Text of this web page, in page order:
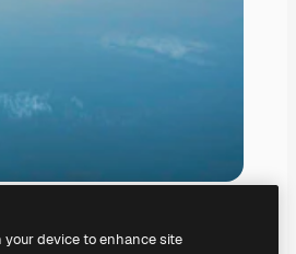
your device to enhance site